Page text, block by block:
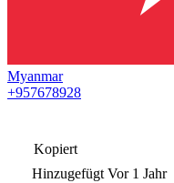
Myanmar
+957678928
Kopiert
Hinzugefügt Vor 1 Jahr